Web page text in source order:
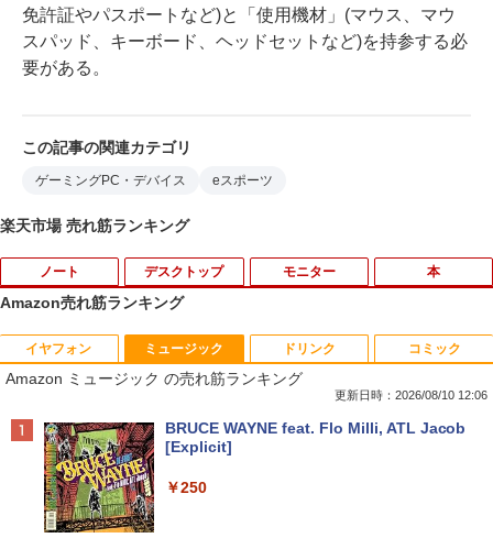
免許証やパスポートなど)と「使用機材」(マウス、マウ
スパッド、キーボード、ヘッドセットなど)を持参する必
要がある。
この記事の関連カテゴリ
ゲーミングPC・デバイス eスポーツ
楽天市場 売れ筋ランキング
ノート
1
超得5,000円OFF&P10倍｜高性能Core i5
第10世代｜新生活応援 豪華特典付き｜最
大180日保証｜中古ノートパソコン Wind
15.6 テンキー付き｜中古ノートパソコン
第10世代｜ノートパソコン｜PC｜中古パ
デスクトップ
1
中古パソコン 一体型 富士通 ESPRIMO F
H52/S FMVF52SW Windows10 Celeron
1005M 1.90GHz メモリ4GB 1TB 21.5イ
AN 3ヶ月保証 wd2685 中古
モニター
1
【エントリーで最大全額ポイント還元｜
8/11まで】 PHILIPS｜フィリップス USB
-C接続 PCモニター ブラック 24E1N130
イド /100Hz]
本
1
おいしい！イラストレッスン クレパス
で描きました [ momo ]
￥1,518
Amazon売れ筋ランキング
イヤフォン
Anker Soundcore P40i オフホワイト
ミュージック
Amazon ミュージック の売れ筋ランキング
更新日時：2026/08/10 12:06
BRUCE WAYNE feat. Flo Milli, ATL Jacob
[Explicit]
￥250
ドリンク コミック